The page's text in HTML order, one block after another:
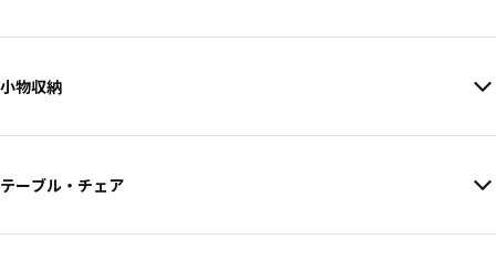
小物収納
テーブル・チェア